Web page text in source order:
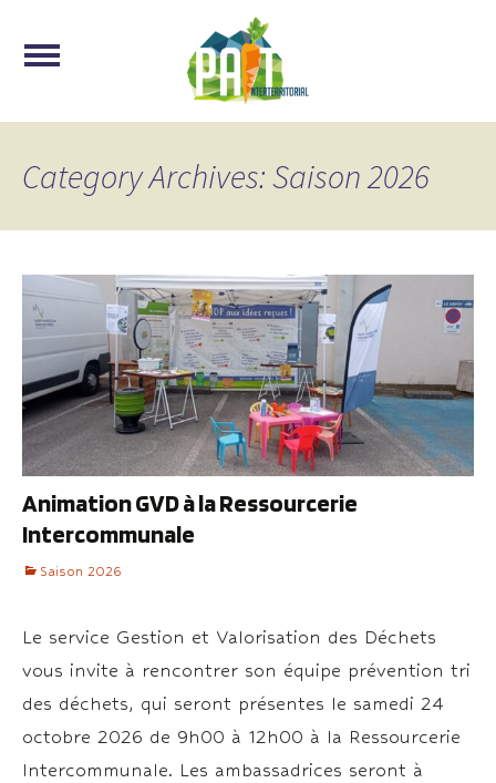
Category Archives: Saison 2026
Animation GVD à la Ressourcerie
Intercommunale
Saison 2026
Le service Gestion et Valorisation des Déchets
vous invite à rencontrer son équipe prévention tri
des déchets, qui seront présentes le samedi 24
octobre 2026 de 9h00 à 12h00 à la Ressourcerie
Intercommunale. Les ambassadrices seront à